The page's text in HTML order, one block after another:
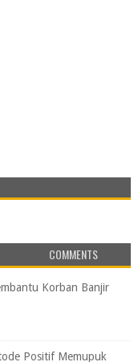
COMMENTS
Korban Banjir
Positif Memupuk